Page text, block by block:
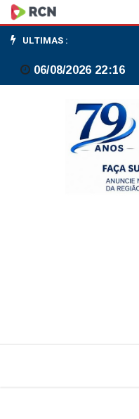
Inspirada
em
primo,
tenista
ULTIMAS :
06/08/2026 22:16